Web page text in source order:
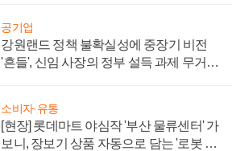
공기업
강원랜드 정책 불확실성에 중장기 비전
'흔들', 신임 사장의 정부 설득 과제 무거워
소비자·유통
[현장] 롯데마트 야심작 '부산 물류센터' 가
보니, 장보기 상품 자동으로 담는 '로봇 40